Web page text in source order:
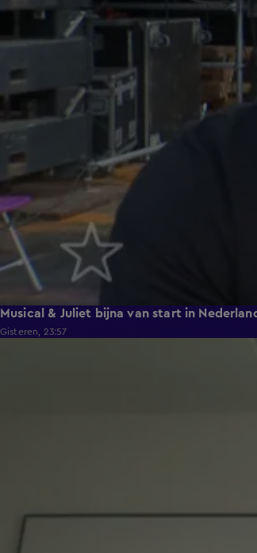
Musical & Juliet bijna van start in
Gisteren, 23:57